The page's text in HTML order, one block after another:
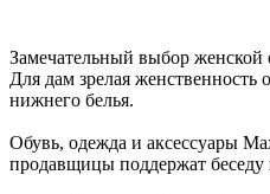
Замечательный выбор
Для дам зрелая
нижнего белья.
Обувь, одежда и аксессуары
продавщицы поддержат беседу